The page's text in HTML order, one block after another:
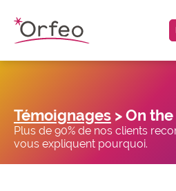
Témoignages > On
Plus de 90% de nos clients
vous expliquent pourquoi.